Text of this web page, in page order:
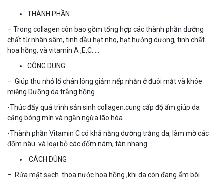
THÀNH PHẦN
– Trong collagen còn bao gồm tổng hợp các thành phần dưỡng
chất từ nhân sâm, tinh dầu hạt nho, hạt hướng dương, tinh chất
hoa hồng, và vitamin A ,E,C…..
CÔNG DỤNG
– Giúp thu nhỏ lổ chân lông giảm nếp nhăn ở đuôi mắt và khóe
miệng.Dưỡng da trắng hồng
-Thúc đẩy quá trình sản sinh collagen.cung cấp độ ẩm giúp da
căng bóng mịn và ngăn ngừa lão hóa
-Thành phần Vitamin C có khả năng dưỡng trắng da, làm mờ các
đốm nâu và loại bỏ các đốm nám, tàn nhang.
CÁCH DÙNG
– Rửa mặt sạch .thoa nước hoa hồng ,khi da còn đang ẩm bôi